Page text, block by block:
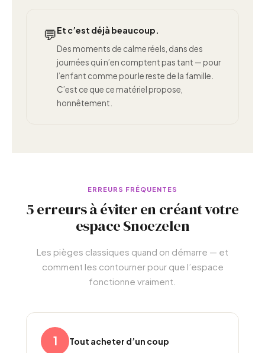
💬Et c’est déjà beaucoup.
Des moments de calme réels, dans des
journées qui n’en comptent pas tant — pour
l’enfant comme pour le reste de la famille.
C’est ce que ce matériel propose,
honnêtement.
ERREURS FRÉQUENTES
5 erreurs à éviter en créant votre
espace Snoezelen
Les pièges classiques quand on démarre — et
comment les contourner pour que l’espace
fonctionne vraiment.
1 Tout acheter d’un coup